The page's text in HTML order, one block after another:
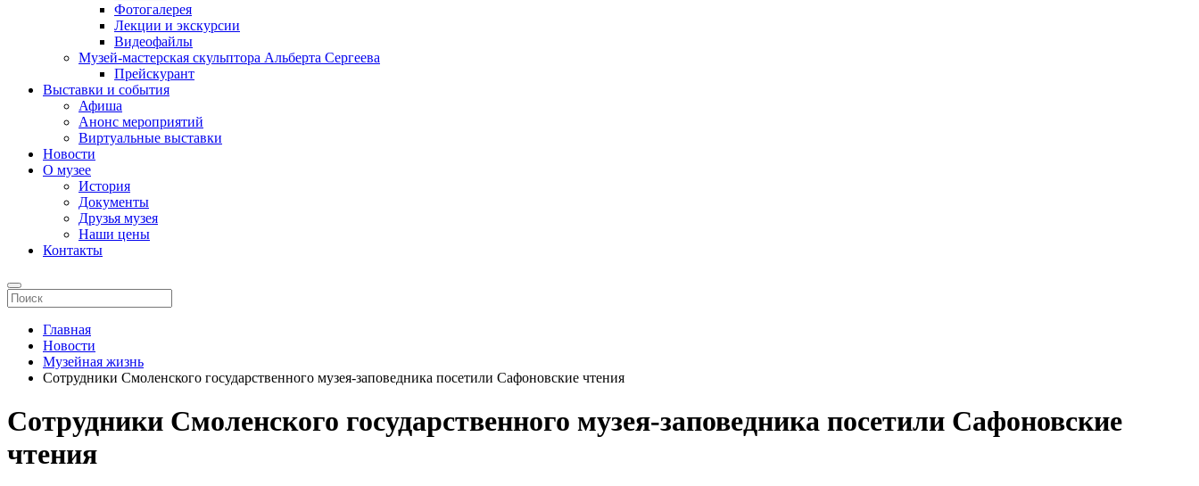
Фотогалерея
Лекции и экскурсии
Видеофайлы
Музей-мастерская скульптора Альберта Сергеева
Прейскурант
Выставки и события
Афиша
Анонс мероприятий
Виртуальные выставки
Новости
О музее
История
Документы
Друзья музея
Наши цены
Контакты
Главная
Новости
Музейная жизнь
Сотрудники Смоленского государственного музея-заповедника посетили Сафоновские чтения
Сотрудники Смоленского государственного музея-заповедника посетили Сафоновские
чтения